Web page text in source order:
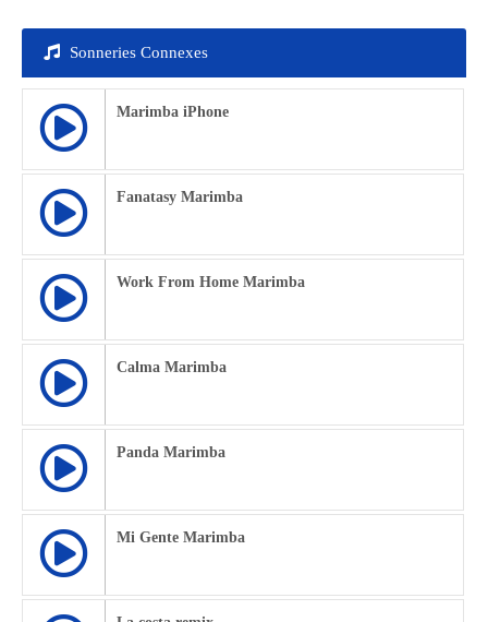
Sonneries Connexes
Marimba iPhone
Fanatasy Marimba
Work From Home Marimba
Calma Marimba
Panda Marimba
Mi Gente Marimba